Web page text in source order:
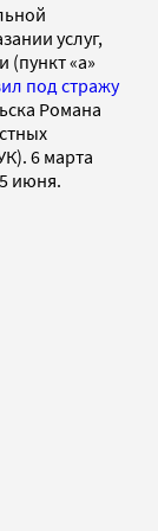
услуг,
(пункт «а»
под стражу
Романа
6 марта
июня.